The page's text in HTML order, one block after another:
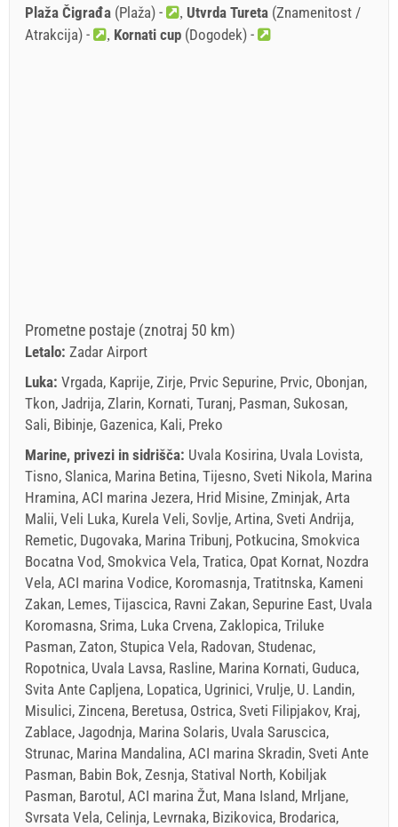
Plaža Čigrađa (Plaža) - Utvrda Tureta (Znamenitost /
Atrakcija) -
Kornati cup (Dogodek) -
Prometne postaje (znotraj 50 km)
Letalo: Zadar Airport
Luka: Vrgada, Kaprije, Zirje, Prvic Sepurine, Prvic, Obonjan,
Tkon, Jadrija, Zlarin, Kornati, Turanj, Pasman, Sukosan,
Sali, Bibinje, Gazenica, Kali, Preko
Marine, privezi in sidrišča: Uvala Kosirina, Uvala Lovista,
Tisno, Slanica, Marina Betina, Tijesno, Sveti Nikola, Marina
Hramina, ACI marina Jezera, Hrid Misine, Zminjak, Arta
Malii, Veli Luka, Kurela Veli, Sovlje, Artina, Sveti Andrija,
Remetic, Dugovaka, Marina Tribunj, Potkucina, Smokvica
Bocatna Vod, Smokvica Vela, Tratica, Opat Kornat, Nozdra
Vela, ACI marina Vodice, Koromasnja, Tratitnska, Kameni
Zakan, Lemes, Tijascica, Ravni Zakan, Sepurine East, Uvala
Koromasna, Srima, Luka Crvena, Zaklopica, Triluke
Pasman, Zaton, Stupica Vela, Radovan, Studenac,
Ropotnica, Uvala Lavsa, Rasline, Marina Kornati, Guduca,
Svita Ante Capljena, Lopatica, Ugrinici, Vrulje, U. Landin,
Misulici, Zincena, Beretusa, Ostrica, Sveti Filipjakov, Kraj,
Zablace, Jagodnja, Marina Solaris, Uvala Saruscica,
Strunac, Marina Mandalina, ACI marina Skradin, Sveti Ante
Pasman, Babin Bok, Zesnja, Statival North, Kobiljak
Pasman, Barotul, ACI marina Žut, Mana Island, Mrljane,
Svrsata Vela, Celinja, Levrnaka, Bizikovica, Brodarica,